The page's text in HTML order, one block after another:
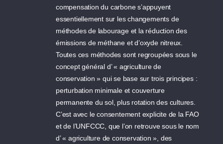
compensation du carbone s’appuyent
essentiellement sur les changements de
méthodes de labourage et la réduction des
émissions de méthane et d’oxyde nitreux.
Toutes ces méthodes sont regroupées sous le
concept général d’ « agriculture de
conservation » qui se base sur trois principes :
perturbation minimale et couverture
permanente du sol, plus rotation des cultures.
C’est avec le consentement explicite de la FAO
et de l’UNFCCC, que l’on retrouve sous le nom
d’ « agriculture de conservation », des